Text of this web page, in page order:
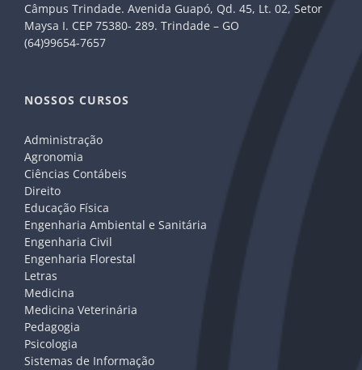
Câmpus Trindade. Avenida Guapó, Qd. 45, Lt. 02, Setor
Maysa I. CEP 75380- 289. Trindade – GO
(64)99654-7657
NOSSOS CURSOS
Administração
Agronomia
Ciências Contábeis
Direito
Educação Física
Engenharia Ambiental e Sanitária
Engenharia Civil
Engenharia Florestal
Letras
Medicina
Medicina Veterinária
Pedagogia
Psicologia
Sistemas de Informação